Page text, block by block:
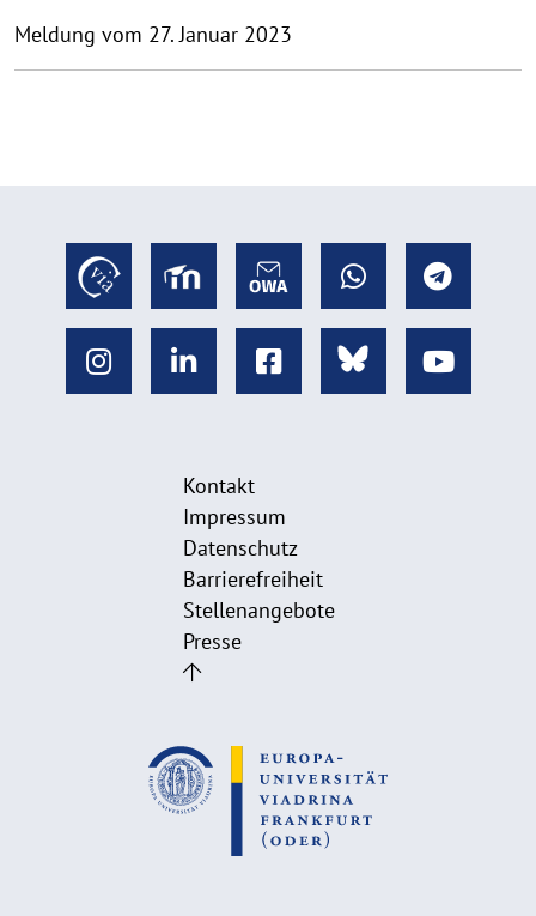
Meldung vom 27. Januar 2023
Kontakt
Impressum
Datenschutz
Barrierefreiheit
Stellenangebote
Presse